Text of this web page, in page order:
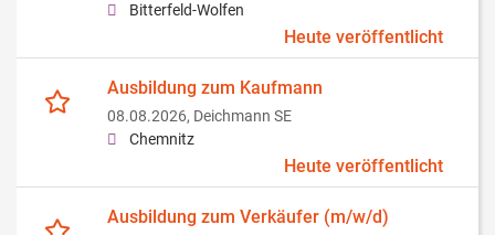
Bitterfeld-Wolfen
Heute veröffentlicht
Ausbildung zum Kaufmann
08.08.2026, Deichmann SE
Chemnitz
Heute veröffentlicht
Ausbildung zum Verkäufer (m/w/d)